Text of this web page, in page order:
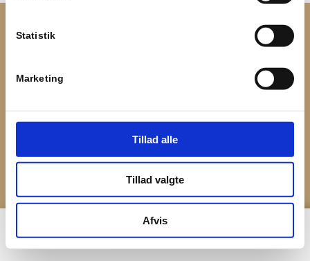
Statistik
Marketing
Tillad alle
Tillad valgte
Afvis